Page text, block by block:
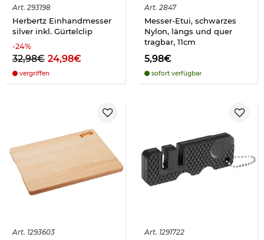
Art. 293198
Herbertz Einhandmesser
silver inkl. Gürtelclip
-24%
32,98€ 24,98€
vergriffen
Art. 2847
Messer-Etui, schwarzes
Nylon, längs und quer
tragbar, 11cm
5,98€
sofort verfügbar
Art. 1293603 Art. 1291722